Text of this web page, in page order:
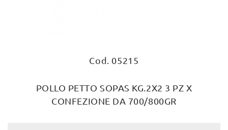
Cod. 05215
POLLO PETTO SOPAS KG.2X2 3 PZ X
CONFEZIONE DA 700/800GR